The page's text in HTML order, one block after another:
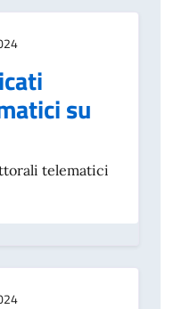
su
telematici